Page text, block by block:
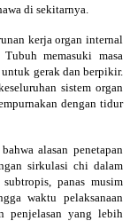
di sekitarnya.
kerja organ internal
memasuki masa
gerak dan berpikir.
sistem organ
dengan tidur
alasan penetapan
sirkulasi chi dalam
panas musim
waktu pelaksanaan
penjelasan yang lebih